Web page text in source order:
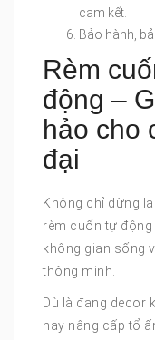
cam kết.
Bảo hành,
Rèm
động –
hảo cho
đại
Không chỉ dừng
rèm cuốn tự động
không gian sống
thông minh.
Dù là đang decor
hay nâng cấp tổ